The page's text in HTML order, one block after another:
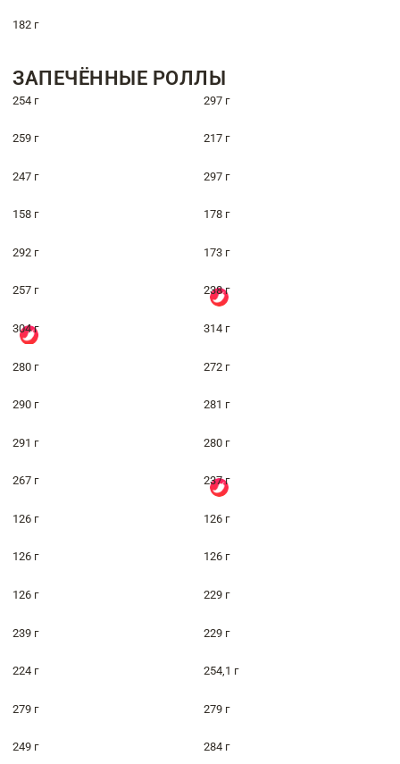
182 г
ЗАПЕЧЁННЫЕ РОЛЛЫ
254 г 297 г
259 г 217 г
247 г 297 г
158 г 178 г
292 г 173 г
257 г 238 г
304 г 314 г
280 г 272 г
290 г 281 г
291 г 280 г
267 г 237 г
126 г 126 г
126 г 126 г
126 г 229 г
239 г 229 г
224 г 254,1 г
279 г 279 г
249 г 284 г